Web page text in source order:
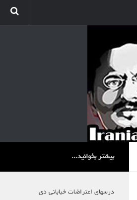
بیشتر بخوانید...
درسهای اعتراضات خیابانی دی